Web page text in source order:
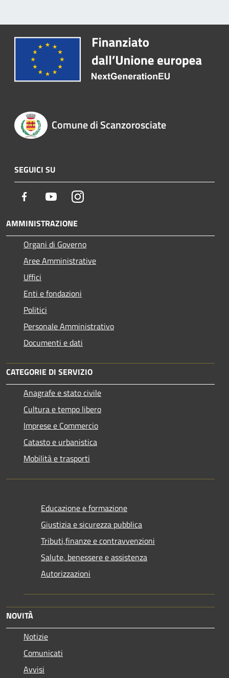
Comune di Scanzorosciate
SEGUICI SU
Facebook YoutubeInstagram
AMMINISTRAZIONE
Organi di Governo
Aree Amministrative
Uffici
Enti e fondazioni
Politici
Personale Amministrativo
Documenti e dati
CATEGORIE DI SERVIZIO
Anagrafe e stato civile
Cultura e tempo libero
Imprese e Commercio
Catasto e urbanistica
Mobilità e trasporti
Educazione e formazione
Giustizia e sicurezza pubblica
Tributi,finanze e contravvenzioni
Salute, benessere e assistenza
Autorizzazioni
NOVITÀ
Notizie
Comunicati
Avvisi